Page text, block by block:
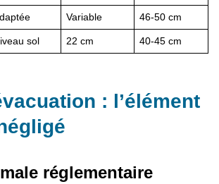
Variable 46-50 cm
sol 22 cm 40-45 cm
: l’élément
réglementaire